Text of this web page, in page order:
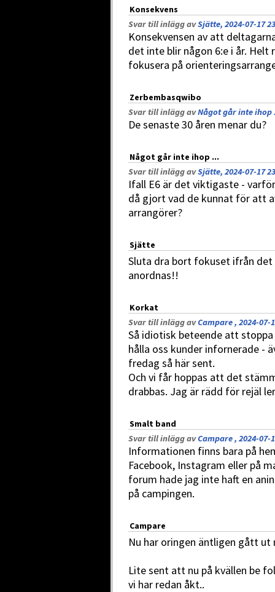
Konsekvens
Svar till inlägg avSjätte, 2024-07-17
Konsekvensen av att
det inte blir någon 6:e i år.
fokusera på
Zerbembasqwibo
Svar till inlägg avNågot går inte ihop
De senaste 30 åren menar du?
Något går inte ihop ...
Svar till inlägg avSjätte, 2024-07-17
Ifall E6 är det viktigaste -
då gjort vad de kunnat för att
arrangörer?
Sjätte
Sluta dra bort fokuset ifrån
anordnas!!
Korkat
Svar till inlägg avCampare , 2024-07-
Så idiotisk beteende att
hålla oss kunder infornerade -
fredag så här sent.
Och vi får hoppas att det
drabbas. Jag är rädd för rejäl
Smalt band
Svar till inlägg avCampare , 2024-07-
Informationen finns bara på
Facebook, Instagram eller på
forum hade jag inte haft en
på campingen.
Campare
Nu har oringen äntligen gått ut
Lite sent att nu på kvällen be
vi har redan åkt..